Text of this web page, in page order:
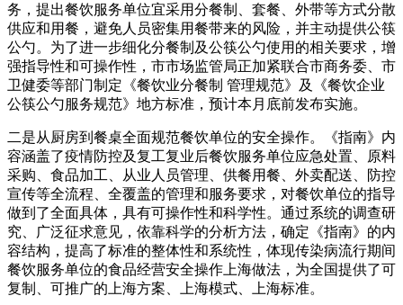
务，提出餐饮服务单位宜采用分餐制、套餐、外带等方式分散
供应和用餐，避免人员密集用餐带来的风险，并主动提供公筷
公勺。为了进一步细化分餐制及公筷公勺使用的相关要求，增
强指导性和可操作性，市市场监管局正加紧联合市商务委、市
卫健委等部门制定《餐饮业分餐制 管理规范》及《餐饮企业
公筷公勺服务规范》地方标准，预计本月底前发布实施。
二是从厨房到餐桌全面规范餐饮单位的安全操作。《指南》内
容涵盖了疫情防控及复工复业后餐饮服务单位应急处置、原料
采购、食品加工、从业人员管理、供餐用餐、外卖配送、防控
宣传等全流程、全覆盖的管理和服务要求，对餐饮单位的指导
做到了全面具体，具有可操作性和科学性。通过系统的调查研
究、广泛征求意见，依靠科学的分析方法，确定《指南》的内
容结构，提高了标准的整体性和系统性，体现传染病流行期间
餐饮服务单位的食品经营安全操作上海做法，为全国提供了可
复制、可推广的上海方案、上海模式、上海标准。